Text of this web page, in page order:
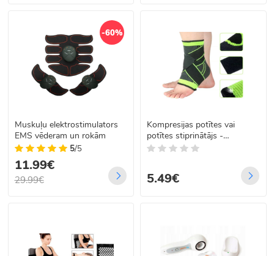
-60%
Muskuļu elektrostimulators
EMS vēderam un rokām
5/5
11.99€
29.99€
Kompresijas potītes vai
potītes stiprinātājs -
stabilizators
5.49€